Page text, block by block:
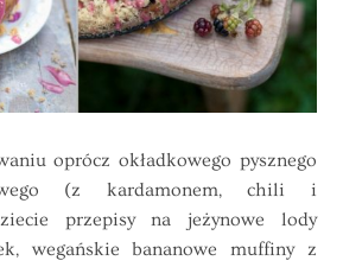
oprócz okładkowego pysznego
(z kardamonem, chili i
przepisy na jeżynowe lody
wegańskie bananowe muffiny z